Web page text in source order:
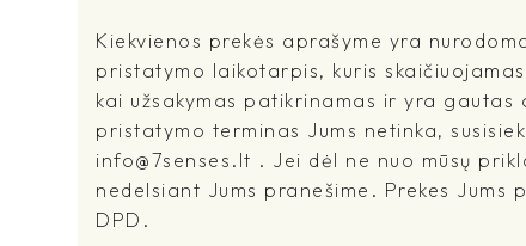
Kiekvienos prekės aprašyme yra
pristatymo laikotarpis, kuris
kai užsakymas patikrinamas ir yra gautas
pristatymo terminas Jums netinka,
info@7senses.lt . Jei dėl ne nuo mūsų
nedelsiant Jums pranešime. Prekes
DPD.